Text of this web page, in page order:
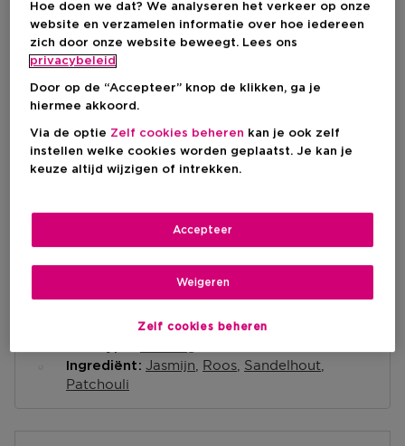
-20% Productprijs
€ 85,00
IN WINKELMANDJE
Levering aan huis
Op voorraad-
Korte beschrijving
Ingrediënt Jasmijn Roos Sandelhout
Patchouli
Hoe doen we dat? We analyseren het verkeer op onze
website en verzamelen informatie over hoe iedereen
zich door onze website beweegt. Lees ons
privacybeleid
Door op de “Accepteer” knop de klikken, ga je
hiermee akkoord.
Via de optie Zelf cookies beheren kan je ook zelf
instellen welke cookies worden geplaatst. Je kan je
keuze altijd wijzigen of intrekken.
Zelf cookies beheren
Weigeren
Accepteer